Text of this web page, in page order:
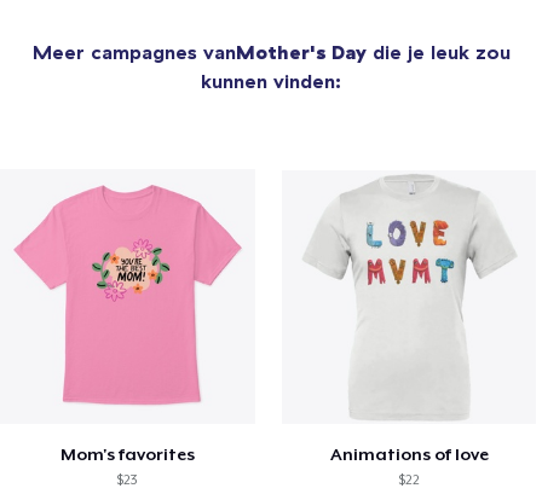
Meer campagnes vanMother's Daydie je leuk zou
kunnen vinden:
Mom's favorites
$23
Animations of love
$22